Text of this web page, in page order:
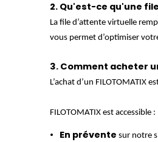
2. Qu'est-ce qu'une
La file d’attente virtuelle
vous permet d’optimiser
3. Comment acheter
L’achat d’un FILOTOMATIX
FILOTOMATIX est accessible :
En prévente sur notre